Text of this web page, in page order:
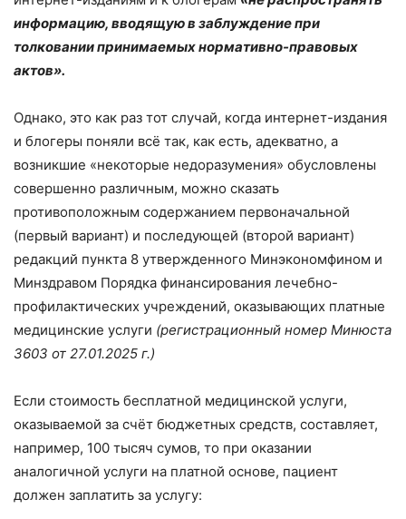
информацию, вводящую в заблуждение при
толковании принимаемых нормативно-правовых
актов».
Однако, это как раз тот случай, когда интернет-издания
и блогеры поняли всё так, как есть, адекватно, а
возникшие «некоторые недоразумения» обусловлены
совершенно различным, можно сказать
противоположным содержанием первоначальной
(первый вариант) и последующей (второй вариант)
редакций пункта 8 утвержденного Минэкономфином и
Минздравом Порядка финансирования лечебно-
профилактических учреждений, оказывающих платные
медицинские услуги (регистрационный номер Минюста
3603 от 27.01.2025 г.)
Если стоимость бесплатной медицинской услуги,
оказываемой за счёт бюджетных средств, составляет,
например, 100 тысяч сумов, то при оказании
аналогичной услуги на платной основе, пациент
должен заплатить за услугу: